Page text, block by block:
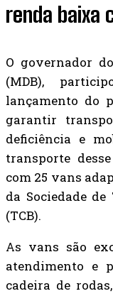
renda baixa
O governador
(MDB),
lançamento do
garantir
deficiência e
transporte
com 25 vans
da Sociedade
(TCB).
As vans são
atendimento e
cadeira de